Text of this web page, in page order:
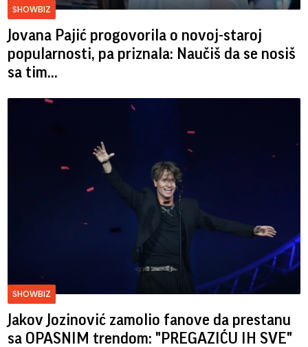
SHOWBIZ
Jovana Pajić progovorila o novoj-staroj
popularnosti, pa priznala: Naučiš da se nosiš
sa tim...
SHOWBIZ
Jakov Jozinović zamolio fanove da prestanu
sa OPASNIM trendom: "PREGAZIĆU IH SVE"